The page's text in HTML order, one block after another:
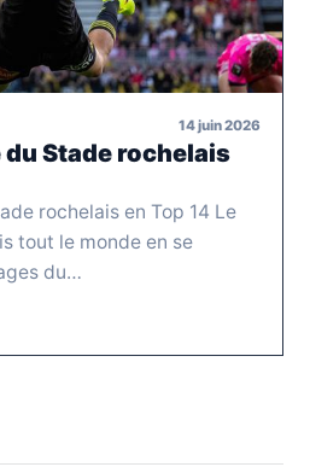
14 juin 2026
Stade rochelais
rochelais en Top 14 Le
tout le monde en se
du…